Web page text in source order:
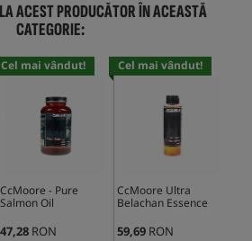
ACEST PRODUCĂTOR ÎN ACEASTĂ
CATEGORIE:
Cel mai vândut!
CcMoore - Pure
Salmon Oil
47,28 RON
Cel mai vândut!
CcMoore Ultra
Belachan Essence
59,69 RON